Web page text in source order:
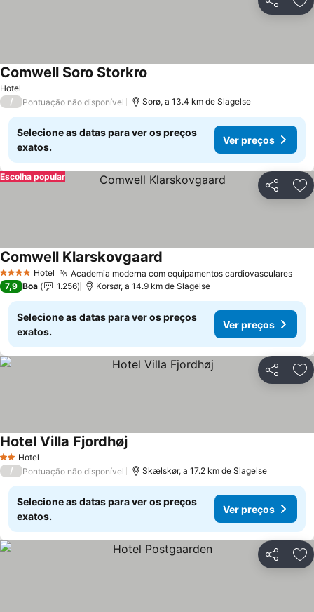
Partilhar
Hotel
Comwell Soro Storkro
/ Pontuação não disponível Sorø, a 13.4 km de Slagelse
Selecione as datas para ver os preços
exatos.
Ver preços
Partilhar
Escolha popular
4 EstrelasHotel Academia moderna com equipamentos cardiovasculares
Comwell Klarskovgaard
7,9 Boa 1.256 Korsør, a 14.9 km de Slagelse
Selecione as datas para ver os preços
exatos.
Ver preços
Partilhar
2 Estrelas
Hotel
Hotel Villa Fjordhøj
/ Pontuação não disponível Skælskør, a 17.2 km de Slagelse
Selecione as datas para ver os preços
exatos.
Ver preços
Partilhar